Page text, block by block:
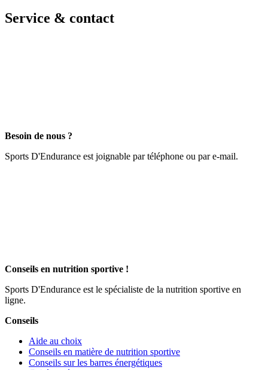
Service & contact
Besoin de nous ?
Sports D'Endurance est joignable par téléphone ou par e-mail.
Conseils en nutrition sportive !
Sports D'Endurance est le spécialiste de la nutrition sportive en
ligne.
Conseils
Aide au choix
Conseils en matière de nutrition sportive
Conseils sur les barres énergétiques